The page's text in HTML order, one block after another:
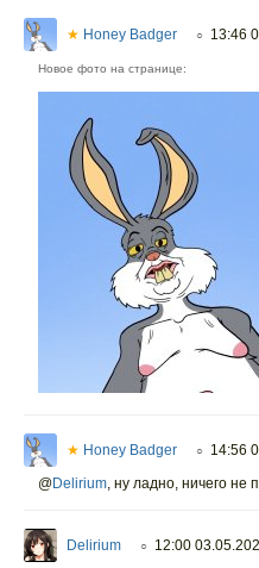
★ Honey Badger ○ 13:46
Новое фото на странице:
★ Honey Badger ○ 14:56
@Delirium, ну ладно, ничего не
Delirium ○ 12:00